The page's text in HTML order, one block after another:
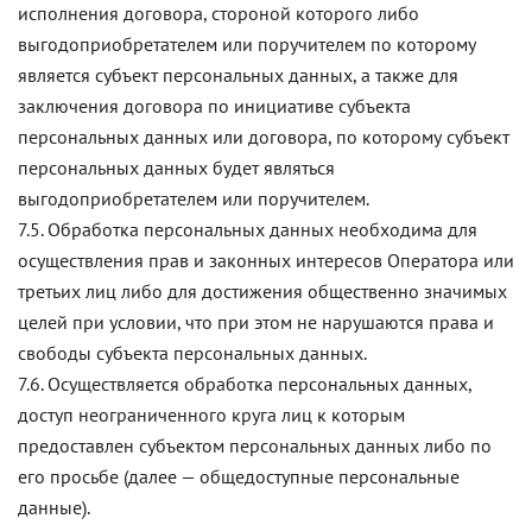
исполнения договора, стороной которого либо
выгодоприобретателем или поручителем по которому
является субъект персональных данных, а также для
заключения договора по инициативе субъекта
персональных данных или договора, по которому субъект
персональных данных будет являться
выгодоприобретателем или поручителем.
7.5. Обработка персональных данных необходима для
осуществления прав и законных интересов Оператора или
третьих лиц либо для достижения общественно значимых
целей при условии, что при этом не нарушаются права и
свободы субъекта персональных данных.
7.6. Осуществляется обработка персональных данных,
доступ неограниченного круга лиц к которым
предоставлен субъектом персональных данных либо по
его просьбе (далее — общедоступные персональные
данные).